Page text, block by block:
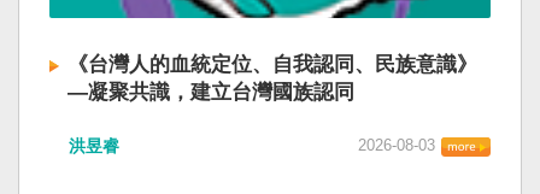
《台灣人的血統定位、自我認同、民族意識》
—凝聚共識，建立台灣國族認同
洪昱睿 2026-08-03